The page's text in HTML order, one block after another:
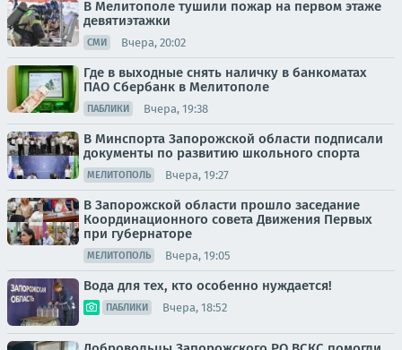
В Мелитополе тушили пожар на первом этаже
девятиэтажки
СМИ Вчера, 20:02
Где в выходные снять наличку в банкоматах
ПАО Сбербанк в Мелитополе
ПАБЛИКИ Вчера, 19:38
В Минспорта Запорожской области подписали
документы по развитию школьного спорта
МЕЛИТОПОЛЬ Вчера, 19:27
В Запорожской области прошло заседание
Координационного совета Движения Первых
при губернаторе
МЕЛИТОПОЛЬ Вчера, 19:05
Вода для тех, кто особенно нуждается!
ПАБЛИКИ Вчера, 18:52